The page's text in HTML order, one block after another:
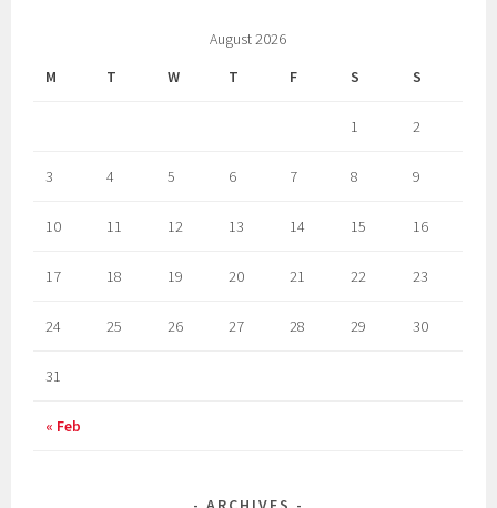
August 2026
M
T W T F S S
« Feb
1 2
3 4 5 6 7 8 9
10 11 12 13 14 15 16
17 18 19 20 21 22 23
24 25 26 27 28 29 30
31